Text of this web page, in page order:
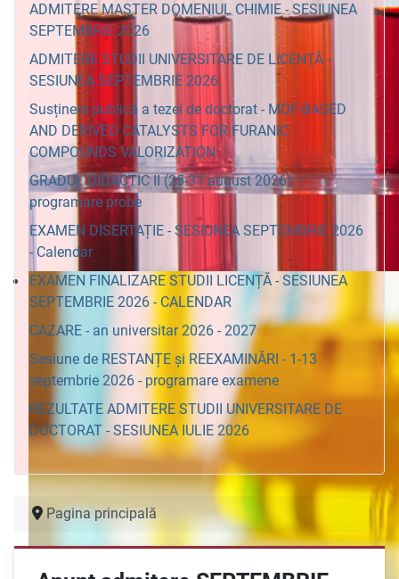
ADMITERE MASTER DOMENIUL CHIMIE - SESIUNEA
SEPTEMBRIE 2026
ADMITERE STUDII UNIVERSITARE DE LICENȚĂ -
SESIUNEA SEPTEMBRIE 2026
Susținere publică a tezei de doctorat - MOF-BASED
AND DERIVED CATALYSTS FOR FURANIC
COMPOUNDS VALORIZATION
GRADUL DIDACTIC II (25-31 august 2026) -
programare probe
EXAMEN DISERTAȚIE - SESIUNEA SEPTEMBRIE 2026
- Calendar
EXAMEN FINALIZARE STUDII LICENȚĂ - SESIUNEA
SEPTEMBRIE 2026 - CALENDAR
CAZARE - an universitar 2026 - 2027
Sesiune de RESTANȚE și REEXAMINĂRI - 1-13
septembrie 2026 - programare examene
REZULTATE ADMITERE STUDII UNIVERSITARE DE
DOCTORAT - SESIUNEA IULIE 2026
Pagina principală